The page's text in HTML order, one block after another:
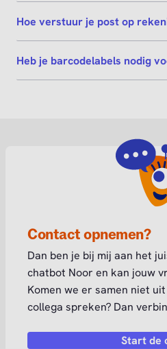
Hoe verstuur je post op
Heb je barcodelabels nodig
Contact opnemen?
Dan ben je bij mij aan het
chatbot Noor en kan jouw
Komen we er samen niet
collega spreken? Dan
Start de